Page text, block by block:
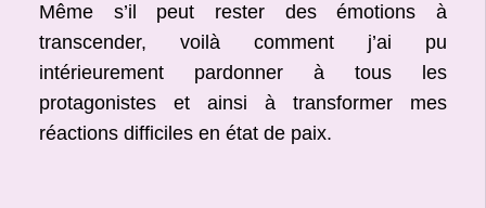
Même s’il peut rester des émotions à
transcender, voilà comment j’ai pu
intérieurement pardonner à tous les
protagonistes et ainsi à transformer mes
réactions difficiles en état de paix.